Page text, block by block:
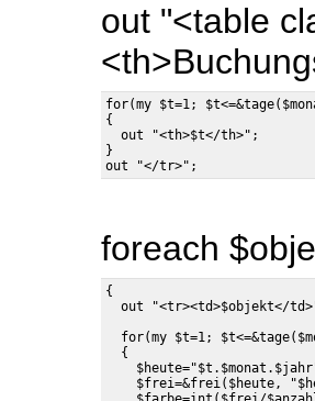
out "<table
for(my $t=1;
{
out "<th>$t</th>";
}
foreach
{
for(my $t=1;
{
$frei=&frei($heute,